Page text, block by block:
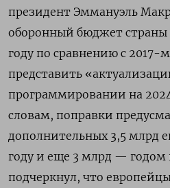
президент Эммануэль
оборонный бюджет страны
году по сравнению с 2017-
представить
программировании на
словам, поправки
дополнительных 3,5 млрд
году и еще 3 млрд —
подчеркнул, что